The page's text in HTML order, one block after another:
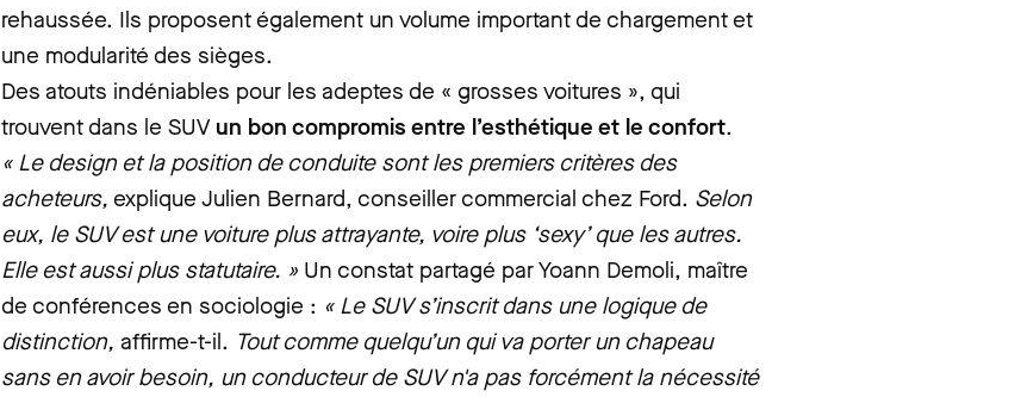
rehaussée. Ils proposent également un volume important de chargement et
une modularité des sièges.
Des atouts indéniables pour les adeptes de « grosses voitures », qui
trouvent dans le SUV un bon compromis entre l’esthétique et le confort.
« Le design et la position de conduite sont les premiers critères des
acheteurs, explique Julien Bernard, conseiller commercial chez Ford. Selon
eux, le SUV est une voiture plus attrayante, voire plus ‘sexy’ que les autres.
Elle est aussi plus statutaire. » Un constat partagé par Yoann Demoli, maître
de conférences en sociologie : « Le SUV s’inscrit dans une logique de
distinction, affirme-t-il. Tout comme quelqu’un qui va porter un chapeau
sans en avoir besoin, un conducteur de SUV n'a pas forcément la nécessité